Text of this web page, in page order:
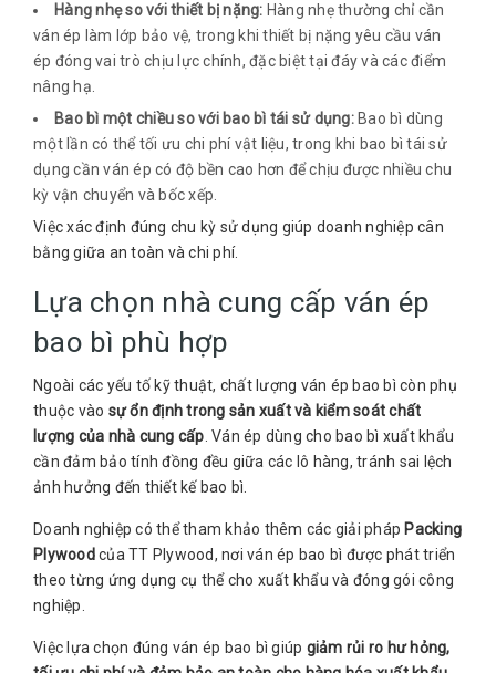
Hàng nhẹ so với thiết bị nặng: Hàng nhẹ thường chỉ cần
ván ép làm lớp bảo vệ, trong khi thiết bị nặng yêu cầu ván
ép đóng vai trò chịu lực chính, đặc biệt tại đáy và các điểm
nâng hạ.
Bao bì một chiều so với bao bì tái sử dụng:Bao bì dùng
một lần có thể tối ưu chi phí vật liệu, trong khi bao bì tái sử
dụng cần ván ép có độ bền cao hơn để chịu được nhiều chu
kỳ vận chuyển và bốc xếp.
Việc xác định đúng chu kỳ sử dụng giúp doanh nghiệp cân
bằng giữa an toàn và chi phí.
Lựa chọn nhà cung cấp ván ép
bao bì phù hợp
Ngoài các yếu tố kỹ thuật, chất lượng ván ép bao bì còn phụ
thuộc vào sự ổn định trong sản xuất và kiểm soát chất
lượng của nhà cung cấp . Ván ép dùng cho bao bì xuất khẩu
cần đảm bảo tính đồng đều giữa các lô hàng, tránh sai lệch
ảnh hưởng đến thiết kế bao bì.
Doanh nghiệp có thể tham khảo thêm các giải pháp Packing
Plywoodcủa TT Plywood, nơi ván ép bao bì được phát triển
theo từng ứng dụng cụ thể cho xuất khẩu và đóng gói công
nghiệp.
Việc lựa chọn đúng ván ép bao bì giúp giảm rủi ro hư hỏng,